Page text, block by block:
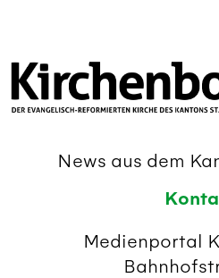
News aus dem
Medienportal